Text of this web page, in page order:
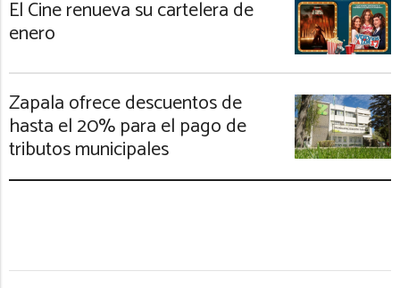
El Cine renueva su cartelera de
enero
Zapala ofrece descuentos de
hasta el 20% para el pago de
tributos municipales